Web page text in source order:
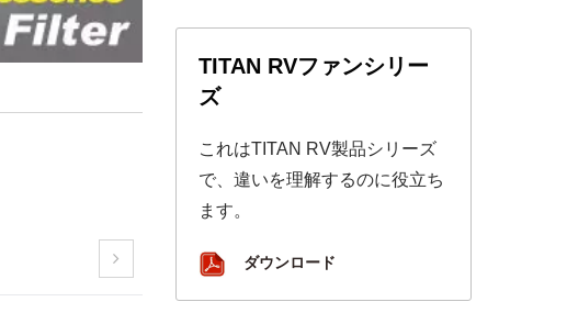
TITAN RVファンシリー
ズ
これはTITAN RV製品シリーズ
で、違いを理解するのに役立ち
ます。
ダウンロード